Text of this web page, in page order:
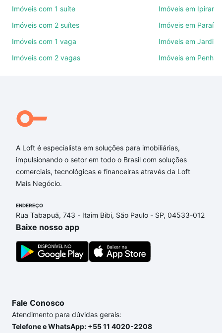
Use barra de busca no topo para pesquisar por
ruas, bairros e até condomínios favoritos. Você
também pode usar os filtros como quantidade de
combinar perfeitamente com o preço, metragem e
Horizonte, MG ideal para você na Loft.
Qual o preço de Imóveis à venda em rua antonio
Aqui na Loft temos a oferta ideal para você, com
Imóveis à venda em rua antonio onesimo -
Copacabana, Belo Horizonte, MG que custam a
financiamento imobiliário as parcelas podem se
adequar ao seu orçamento. Se ainda tem alguma
dúvida dos custos envolvidos no processo de
compra, veja em nosso portal quanto custa comprar
um apartamento e conte com a gente para comprar
Imóveis com 1 suíte
Imóveis com 2 suítes
Imóveis com 1 vaga
Imóveis com 2 vagas
Imóveis em
Imóveis em Paraíso
Imóveis em Jardim
Imóveis em Penha
A Loft é especialista em soluções para imobiliárias,
impulsionando o setor em todo o Brasil com soluções
comerciais, tecnológicas e financeiras através da Loft
Mais Negócio.
ENDEREÇO
Rua Tabapuã, 743 - Itaim Bibi, São Paulo - SP, 04533-012
Baixe nosso app
Fale Conosco
Atendimento para dúvidas gerais:
Telefone e WhatsApp: +55 11 4020-2208